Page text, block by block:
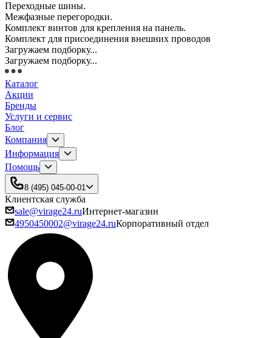
Переходные шины.
Межфазные перегородки.
Комплект винтов для крепления на панель.
Комплект для присоединения внешних проводов
Загружаем подборку...
Загружаем подборку...
Каталог
Акции
Бренды
Услуги и сервис
Блог
Компания
Информация
Помощь
8 (495) 045-00-01
Клиентская служба
sale@virage24.ruИнтернет-магазин
4950450002@virage24.ruКорпоративный отдел